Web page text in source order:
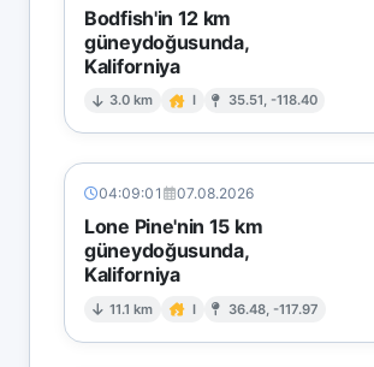
Bodfish'in 12 km
güneydoğusunda,
Kaliforniya
3.0 km I 35.51, -118.40
04:09:01 07.08.2026
Lone Pine'nin 15 km
güneydoğusunda,
Kaliforniya
11.1 km I 36.48, -117.97